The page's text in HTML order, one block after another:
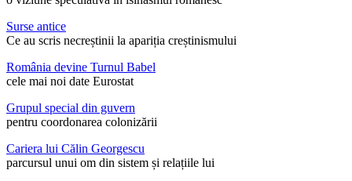
Surse antice
Ce au scris necreștinii la apariția creștinismului
România devine Turnul Babel
cele mai noi date Eurostat
Grupul special din guvern
pentru coordonarea colonizării
Cariera lui Călin Georgescu
parcursul unui om din sistem și relațiile lui